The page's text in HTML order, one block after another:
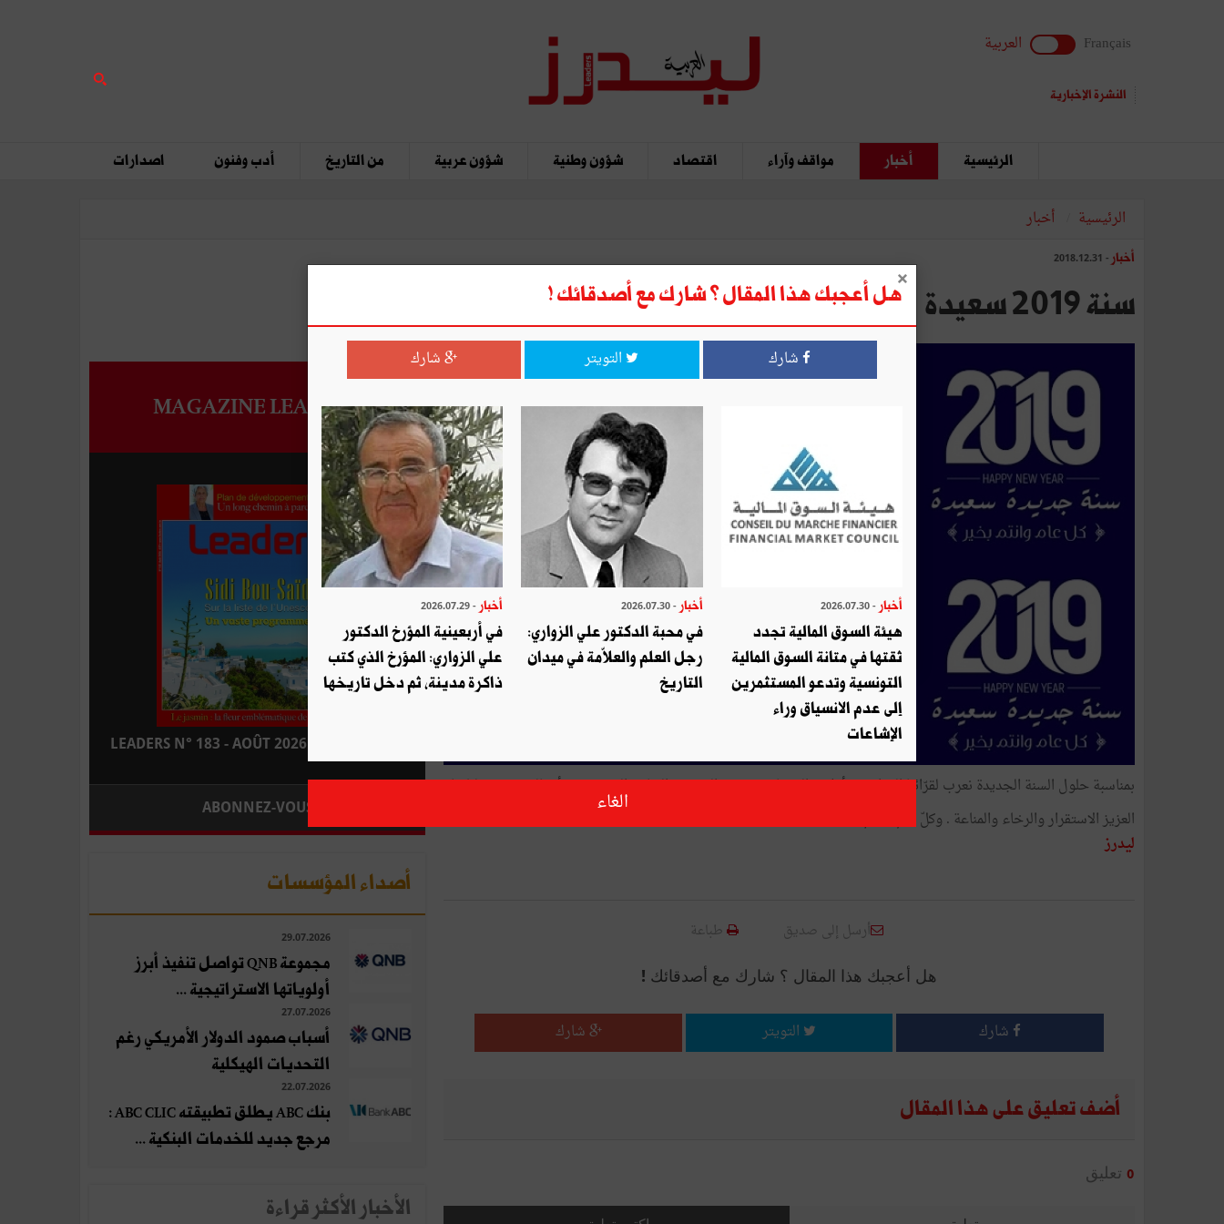
Français العربية
النشرة الإخبارية
الرئيسية أخبار مواقف وآراء اقتصاد شؤون وطنية شؤون عربية من التاريخ أدب وفنون اصدارات
الرئيسية أخبار
أخبار - 2018.12.31
سنة 2019 سعيدة
بمناسبة حلول السنة الجديدة نعرب لقرّائنا الكرام عن أطيب التمنيات بموفور الصحّة والهناء والتوفيق في أعمالهم ونرجو لبلدنا
العزيز الاستقرار والرخاء والمناعة . وكلّ عام وأنتم بخير .
ليدرز
أرسل إلى صديق طباعة
هل أعجبك هذا المقال ؟ شارك مع أصدقائك !
شارك التويتر شارك
أضف تعليق على هذا المقال
0 تعليق
MAGAZINE LEADERS
LEADERS N° 183 - AOÛT 2026 : EN KIOSQUE
ABONNEZ-VOUS
أصداء المؤسسات
29.07.2026
مجموعة QNB تواصل تنفيذ أبرز
أولوياتها الاستراتيجية ...
27.07.2026
أسباب صمود الدولار الأمريكي رغم
التحديات الهيكلية
22.07.2026
بنك ABC يطلق تطبيقته ABC CLIC :
مرجع جديد للخدمات البنكية ...
الأخبار الأكثر قراءة
هل أعجبك هذا المقال ؟ شارك مع أصدقائك !
شارك التويتر شارك
أخبار - 2026.07.30
هيئة السوق المالية تجدد
ثقتها في متانة السوق المالية
التونسية وتدعو المستثمرين
إلى عدم الانسياق وراء
الإشاعات
أخبار - 2026.07.30
في محبة الدكتور علي الزواري:
رجل العلم والعلاّمة في ميدان
التاريخ
أخبار - 2026.07.29
في أربعينية المؤرخ الدكتور
علي الزواري: المؤرخ الذي كتب
ذاكرة مدينة، ثم دخل تاريخها
الغاء